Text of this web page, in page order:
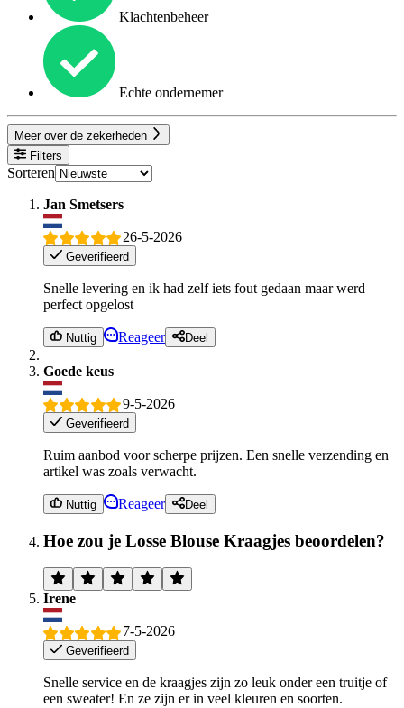
Klachtenbeheer
Echte ondernemer
Meer over de zekerheden
Filters
Sorteren
Jan Smetsers
26-5-2026
Geverifieerd
Snelle levering en ik had zelf iets fout gedaan maar werd
perfect opgelost
Nuttig Reageer Deel
Goede keus
9-5-2026
Geverifieerd
Ruim aanbod voor scherpe prijzen. Een snelle verzending en
artikel was zoals verwacht.
Nuttig Reageer Deel
Hoe zou je Losse Blouse Kraagjes beoordelen?
Irene
7-5-2026
Geverifieerd
Snelle service en de kraagjes zijn zo leuk onder een truitje of
een sweater! En ze zijn er in veel kleuren en soorten.